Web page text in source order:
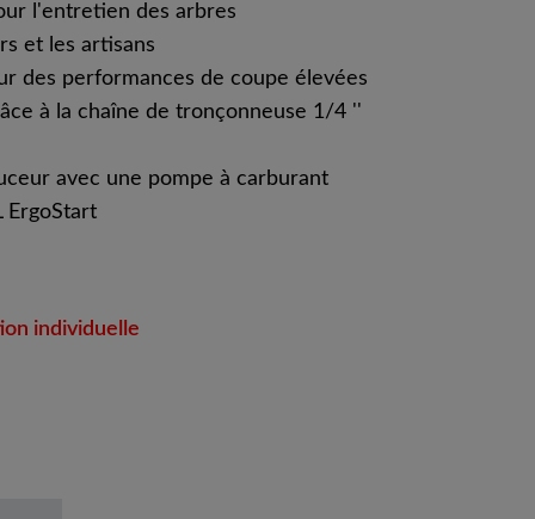
l'entretien des arbres
et les artisans
des performances de coupe élevées
à la chaîne de tronçonneuse 1/4 ''
avec une pompe à carburant
ErgoStart
individuelle